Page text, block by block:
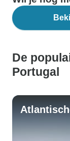
De
Portugal